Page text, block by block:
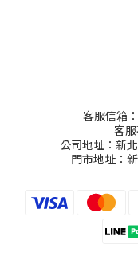
客服信箱
客
公司地址：新
門市地址：